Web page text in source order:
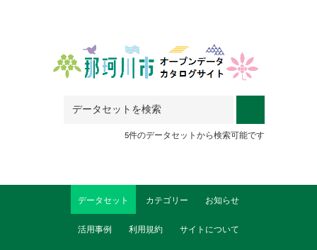
5件のデータセットから検索可能です
データセット カテゴリー お知らせ
活用事例 利用規約 サイトについて